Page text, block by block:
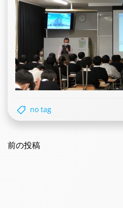
no tag
navigation
前の投稿